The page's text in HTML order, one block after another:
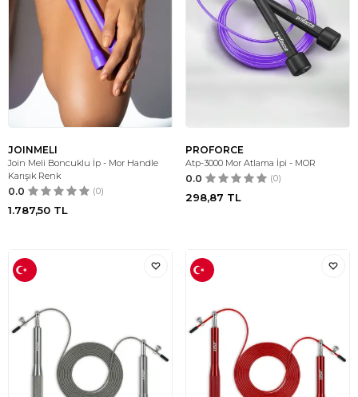
JOINMELI
Join Meli Boncuklu İp - Mor Handle
Karışık Renk
0.0 (0)
1.787,50 TL
PROFORCE
Atp-3000 Mor Atlama İpi - MOR
0.0 (0)
298,87 TL